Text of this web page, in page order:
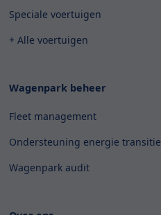
Speciale voertuigen
+ Alle voertuigen
Wagenpark beheer
Fleet management
Ondersteuning energie transitie
Wagenpark audit